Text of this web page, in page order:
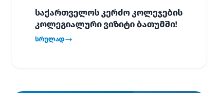
საქართველოს კერძო კოლეჯების
კოლეგიალური ვიზიტი ბათუმში!
სრულად